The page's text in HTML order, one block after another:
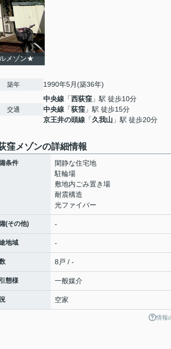
メゾン★
築年 1990年5月(築36年)
交通
中央線 「西荻窪 」駅 徒歩10分
中央線 「荻窪 」駅 徒歩15分
京王井の頭線 「久我山 」駅 徒歩20分
窪メゾンの詳細情報
条件
閑静な住宅地
駐輪場
敷地内ごみ置き場
耐震構造
光ファイバー
(その他) -
地域 -
8戸 / -
態様 一般媒介
空家
情報